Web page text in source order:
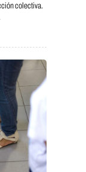
colectiva.